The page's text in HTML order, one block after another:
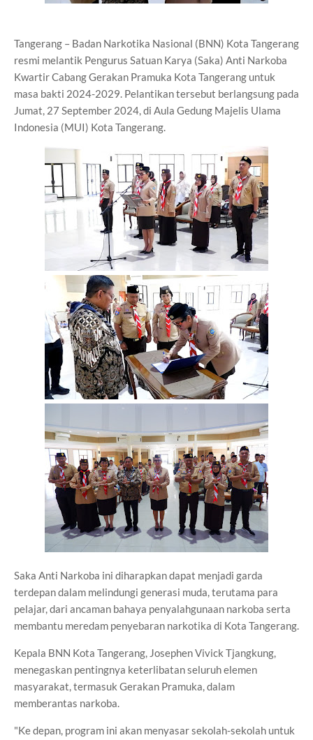
Tangerang – Badan Narkotika Nasional (BNN) Kota Tangerang
resmi melantik Pengurus Satuan Karya (Saka) Anti Narkoba
Kwartir Cabang Gerakan Pramuka Kota Tangerang untuk
masa bakti 2024-2029. Pelantikan tersebut berlangsung pada
Jumat, 27 September 2024, di Aula Gedung Majelis Ulama
Indonesia (MUI) Kota Tangerang.
Saka Anti Narkoba ini diharapkan dapat menjadi garda
terdepan dalam melindungi generasi muda, terutama para
pelajar, dari ancaman bahaya penyalahgunaan narkoba serta
membantu meredam penyebaran narkotika di Kota Tangerang.
Kepala BNN Kota Tangerang, Josephen Vivick Tjangkung,
menegaskan pentingnya keterlibatan seluruh elemen
masyarakat, termasuk Gerakan Pramuka, dalam
memberantas narkoba.
"Ke depan, program ini akan menyasar sekolah-sekolah untuk